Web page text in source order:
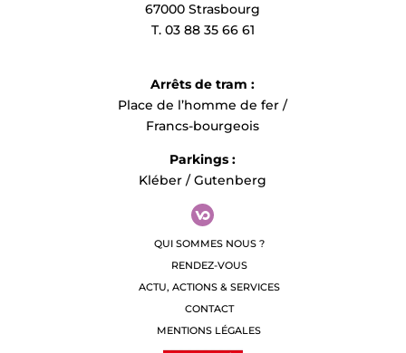
direction de David Reiland et accompagné par
l’un des géants du piano actuel. Un concert
Au programme :
– Paul DukasLa Péri , poème dansé
67000 Strasbourg
T. 03 88 35 66 61
Arrêts de tram :
Place de l’homme de fer /
Francs-bourgeois
Parkings :
Kléber / Gutenberg
QUI SOMMES NOUS ?
RENDEZ-VOUS
ACTU, ACTIONS & SERVICES
CONTACT
MENTIONS LÉGALES